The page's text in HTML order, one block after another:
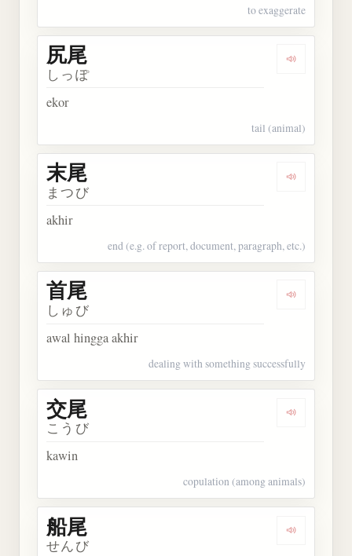
to exaggerate
Dengarkan
尻尾
しっぽ
ekor
tail (animal)
Dengarkan
末尾
まつび
akhir
end (e.g. of report, document, paragraph, etc.)
Dengarkan
首尾
しゅび
awal hingga akhir
dealing with something successfully
Dengarkan
交尾
こうび
kawin
copulation (among animals)
Dengarkan
船尾
せんび